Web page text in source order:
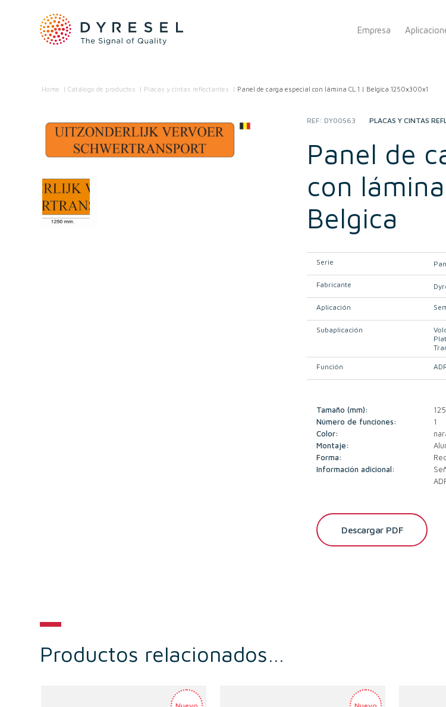
Empresa
Home /Catálogo de productos Placas y cintas reflectantes Panel de carga especial con lámina CL.1 | Belgica 1250x300x1
REF:DY00563
CATEGORY:PLACAS Y CINTAS
Panel de
con
Belgica
Serie
Fabricante
Aplicación
Subaplicación
Función
Tamaño (mm):
Número de funciones:
1
Color:
Montaje:
Forma:
Información adicional:
Descargar PDF
Productos relacionados…